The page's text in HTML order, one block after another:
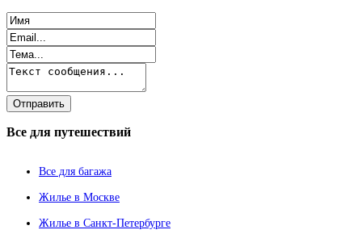
Все для путешествий
Все для багажа
Жилье в Москве
Жилье в Санкт-Петербурге